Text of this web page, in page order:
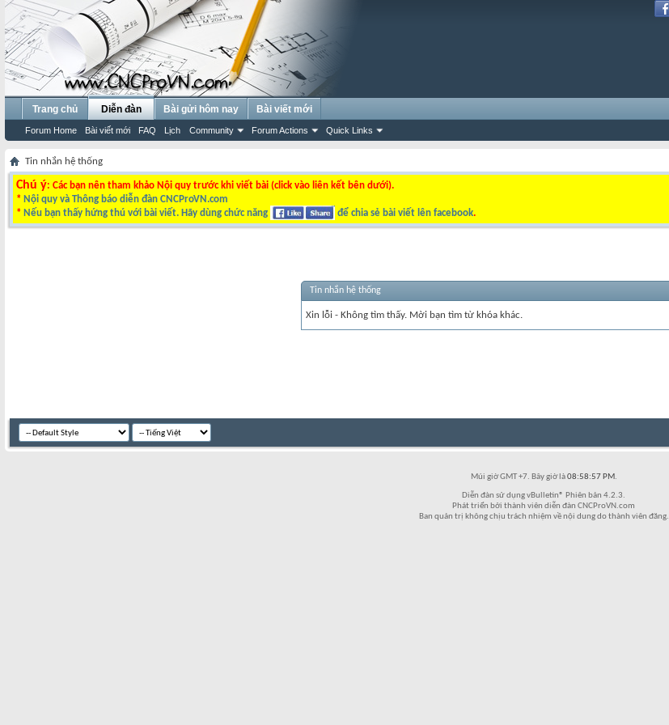
Trang chủ Diễn đàn
Forum Home Bài viết mới FAQ Lịch Community Forum Actions Quick Links
Bài gửi hôm nay Bài viết mới
Tin nhắn hệ thống
Chú ý: Các bạn nên tham khảo Nội quy trước khi viết bài (click vào liên kết bên dưới).
* Nội quy và Thông báo diễn đàn CNCProVN.com
* Nếu bạn thấy hứng thú với bài viết. Hãy dùng chức năng để chia sẻ bài viết lên facebook.
Tin nhắn hệ thống
Xin lỗi - Không tìm thấy. Mời bạn tìm từ khóa khác.
Múi giờ GMT +7. Bây giờ là08:58:57 PM.
Diễn đàn sử dụng vBulletin® Phiên bản 4.2.3.
Phát triển bởi thành viên diễn đàn CNCProVN.com
Ban quản trị không chịu trách nhiệm về nội dung do thành viên đăng.